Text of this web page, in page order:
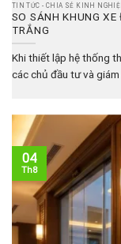
TIN TỨC - CHIA SẺ KINH
SO SÁNH KHUNG
TRẮNG
Khi thiết lập hệ thống
các chủ đầu tư và
04
Th8